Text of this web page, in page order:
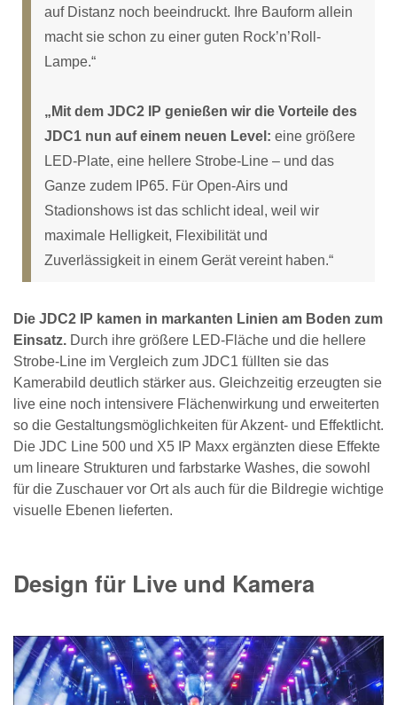
auf Distanz noch beeindruckt. Ihre Bauform allein
macht sie schon zu einer guten Rock’n’Roll-
Lampe.“
„Mit dem JDC2 IP genießen wir die Vorteile des
JDC1 nun auf einem neuen Level: eine größere
LED-Plate, eine hellere Strobe-Line – und das
Ganze zudem IP65. Für Open-Airs und
Stadionshows ist das schlicht ideal, weil wir
maximale Helligkeit, Flexibilität und
Zuverlässigkeit in einem Gerät vereint haben.“
Die JDC2 IP kamen in markanten Linien am Boden zum
Einsatz. Durch ihre größere LED-Fläche und die hellere
Strobe-Line im Vergleich zum JDC1 füllten sie das
Kamerabild deutlich stärker aus. Gleichzeitig erzeugten sie
live eine noch intensivere Flächenwirkung und erweiterten
so die Gestaltungsmöglichkeiten für Akzent- und Effektlicht.
Die JDC Line 500 und X5 IP Maxx ergänzten diese Effekte
um lineare Strukturen und farbstarke Washes, die sowohl
für die Zuschauer vor Ort als auch für die Bildregie wichtige
visuelle Ebenen lieferten.
Design für Live und Kamera